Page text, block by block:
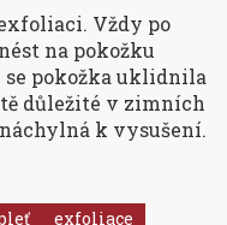
Vždy po
na pokožku
se pokožka uklidnila
důležité v zimních
k vysušení.
exfoliace